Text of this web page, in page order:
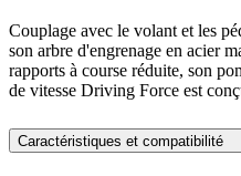
Couplage avec le volant et les
son arbre d'engrenage en acier
rapports à course réduite, son
de vitesse Driving Force est
Caractéristiques et compatibilité